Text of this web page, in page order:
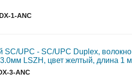
1-ANC
SC/UPC - SC/UPC Duplex, волокно
LSZH, цвет желтый, длина 1 м
3-ANC